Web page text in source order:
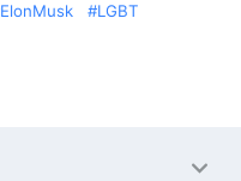
ElonMusk
LGBT